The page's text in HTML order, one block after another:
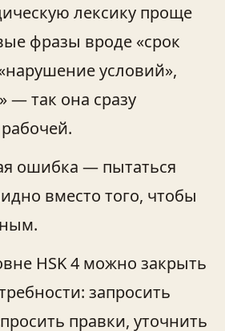
лексику проще
фразы вроде «срок
условий»,
— так она сразу
ошибка — пытаться
вместо того, чтобы
HSK 4 можно закрыть
запросить
правки, уточнить